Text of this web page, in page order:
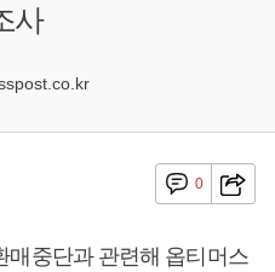
사
0
매중단과 관련해 옵티머스